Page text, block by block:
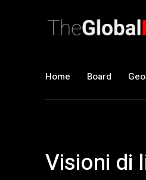
Home Board
Visioni di